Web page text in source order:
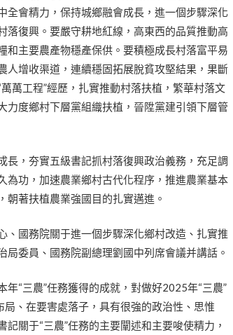
全會精力，保持城鄉融會成長，進一個步驟深化
落復興。要嚴守耕地紅線，高東西的品質推動高
和主要農產物穩產保供。要積極成長村落富平易
人增收渠道，連續穩固拓展脫貧攻堅結果，果斷
萬工程”經歷，扎實推動村落扶植，繁華村落文
力度鄉村下層黨組織扶植，晉陞黨建引領下層管
長，夯實五級書記抓村落復興政治義務，充足調
為功，加速農業鄉村古代化程序，推進農業基本
著扶植農業強國目的扎實邁進。
、國務院關于進一個步驟深化鄉村改造、扎實推
委員、國務院副總理劉國中列席會議并講話。
“三農”任務獲得的成就，對做好2025年“三農”
、在要害處落子，具有很強的政治性、思惟
關于“三農”任務的主要闡述和主要唆使精力，